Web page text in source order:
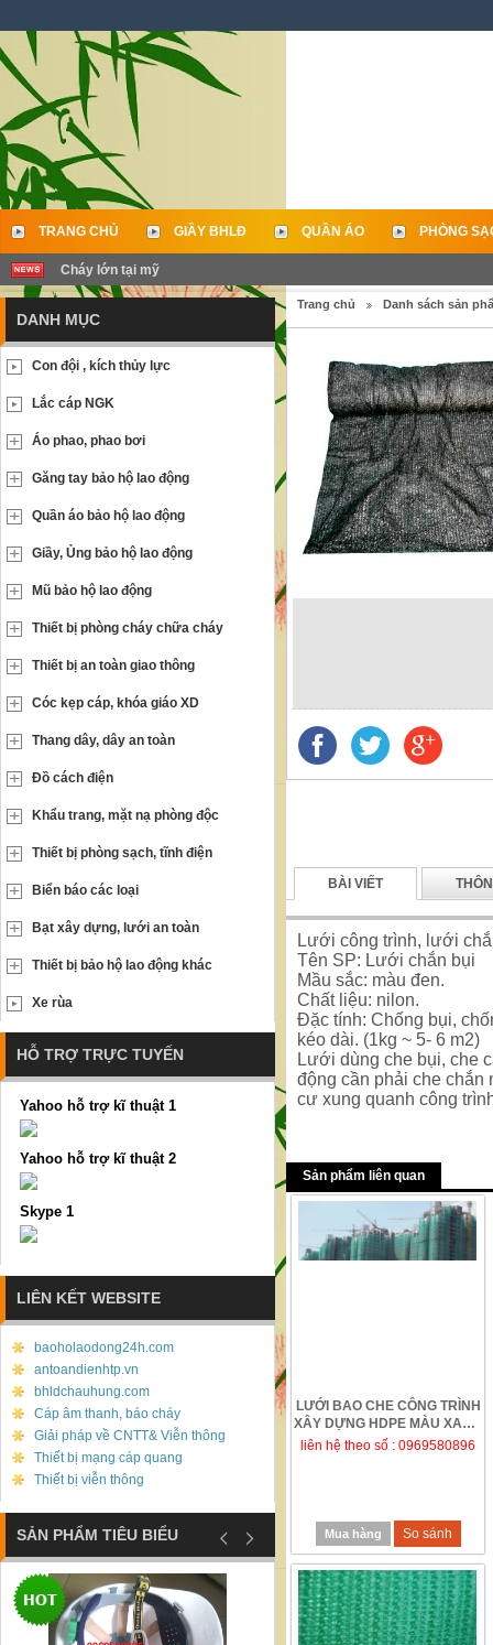
TRANG CHỦ GIẦY BHLĐ QUẦN ÁO PHÒNG
LIÊN HỆ
Cháy lớn tại mỹ
Trang chủ Danh sách sản
BÀI VIẾT
Lưới công trình, lưới
Tên SP: Lưới chắn bụi
Mầu sắc: màu đen.
Chất liệu: nilon.
Đặc tính: Chống bụi,
kéo dài. (1kg ~ 5- 6 m2)
Lưới dùng che bụi, che
động cần phải che chắn
cư xung quanh công
Sản phẩm liên quan
LƯỚI BAO CHE CÔNG TRÌNH
XÂY DỰNG HDPE MÀU XANH
NGỌC
liên hệ theo số : 0969580896
Mua hàng So sánh
DANH MỤC
Con đội , kích thủy lực
Lắc cáp NGK
Áo phao, phao bơi
Găng tay bảo hộ lao động
Quần áo bảo hộ lao động
Giầy, Ủng bảo hộ lao động
Mũ bảo hộ lao động
Thiết bị phòng cháy chữa cháy
Thiết bị an toàn giao thông
Cóc kẹp cáp, khóa giáo XD
Thang dây, dây an toàn
Đồ cách điện
Khẩu trang, mặt nạ phòng độc
Thiết bị phòng sạch, tĩnh điện
Biển báo các loại
Bạt xây dựng, lưới an toàn
Thiết bị bảo hộ lao động khác
Xe rùa
HỖ TRỢ TRỰC TUYẾN
Yahoo hỗ trợ kĩ thuật 1
Yahoo hỗ trợ kĩ thuật 2
Skype 1
LIÊN KẾT WEBSITE
baoholaodong24h.com
antoandienhtp.vn
bhldchauhung.com
Cáp âm thanh, báo cháy
Giải pháp về CNTT& Viễn thông
Thiết bị mạng cáp quang
Thiết bị viễn thông
SẢN PHẨM TIÊU BIỂU